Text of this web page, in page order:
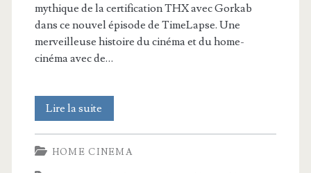
mythique de la certification THX avec Gorkab
dans ce nouvel épisode de TimeLapse. Une
merveilleuse histoire du cinéma et du home-
cinéma avec de…
Lire la suite
de
THX
HOME CINEMA